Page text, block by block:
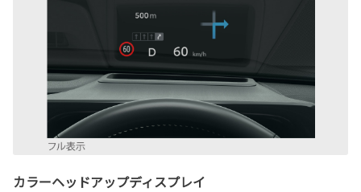
カラーヘッドアップディスプレイ